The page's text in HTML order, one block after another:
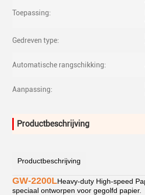
Toepassing:
Gedreven type:
Automatische rangschikking:
Aanpassing:
Productbeschrijving
Productbeschrijving
GW-2200LHeavy-duty High-speed
speciaal ontworpen voor gegolfd papier.